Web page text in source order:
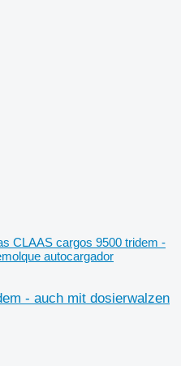
CLAAS cargos 9500 tridem -
autocargador
- auch mit dosierwalzen